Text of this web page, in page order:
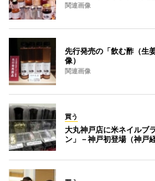
関連画像
先行発売の「飲む酢（生
像）
関連画像
買う
大丸神戸店に米ネイルブ
ン」－神戸初登場（神戸